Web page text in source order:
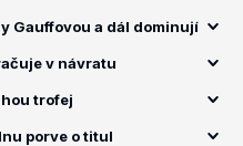
Gauffovou a dál dominují
v návratu
trofej
porve o titul